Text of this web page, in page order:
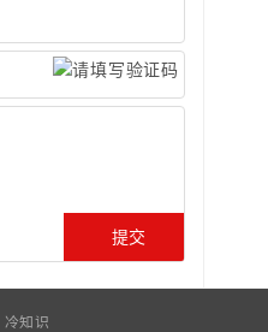
冷知识